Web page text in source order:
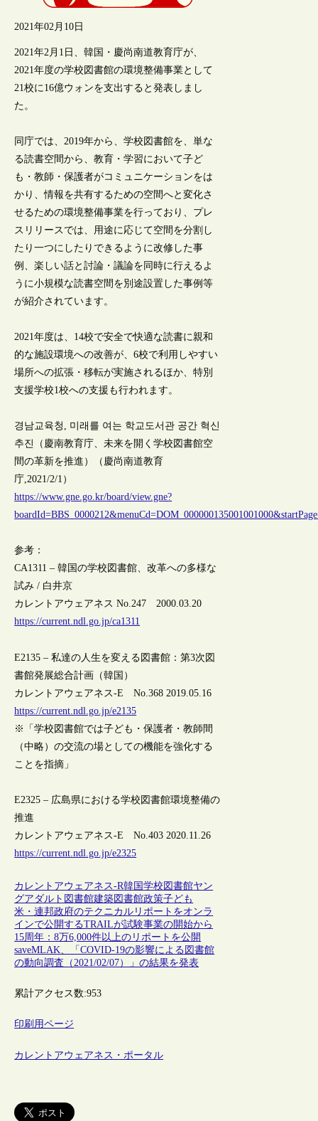
2021年02月10日
2021年2月1日、韓国・慶尚南道教育庁が、
2021年度の学校図書館の環境整備事業として
21校に16億ウォンを支出すると発表しまし
た。
同庁では、2019年から、学校図書館を、単な
る読書空間から、教育・学習において子ど
も・教師・保護者がコミュニケーションをは
かり、情報を共有するための空間へと変化さ
せるための環境整備事業を行っており、プレ
スリリースでは、用途に応じて空間を分割し
たり一つにしたりできるように改修した事
例、楽しい話と討論・議論を同時に行えるよ
うに小規模な読書空間を別途設置した事例等
が紹介されています。
2021年度は、14校で安全で快適な読書に親和
的な施設環境への改善が、6校で利用しやすい
場所への拡張・移転が実施されるほか、特別
支援学校1校への支援も行われます。
경남교육청, 미래를 여는 학교도서관 공간 혁신
추진（慶南教育庁、未来を開く学校図書館空
間の革新を推進）（慶尚南道教育
庁,2021/2/1）
https://www.gne.go.kr/board/view.gne?
参考：
CA1311 – 韓国の学校図書館、改革への多様な
試み / 白井京
カレントアウェアネス No.247 2000.03.20
https://current.ndl.go.jp/ca1311
E2135 – 私達の人生を変える図書館：第3次図
書館発展総合計画（韓国）
カレントアウェアネス-E No.368 2019.05.16
https://current.ndl.go.jp/e2135
※「学校図書館では子ども・保護者・教師間
（中略）の交流の場としての機能を強化する
ことを指摘」
E2325 – 広島県における学校図書館環境整備の
推進
カレントアウェアネス-E No.403 2020.11.26
https://current.ndl.go.jp/e2325
カレントアウェアネス-R韓国学校図書館ヤン
グアダルト 図書館建築図書館政策子ども
米・連邦政府のテクニカルリポートをオンラ
インで公開するTRAILが試験事業の開始から
15周年：8万6,000件以上のリポートを公開
saveMLAK、「COVID-19の影響による図書館
の動向調査（2021/02/07）」の結果を発表
累計アクセス数:953
印刷用ページ
カレントアウェアネス・ポータル